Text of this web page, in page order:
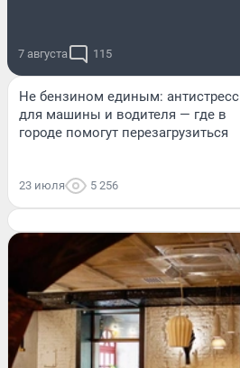
7 августа 115
Не бензином единым: антистресс
для машины и водителя — где в
городе помогут перезагрузиться
23 июля 5 256